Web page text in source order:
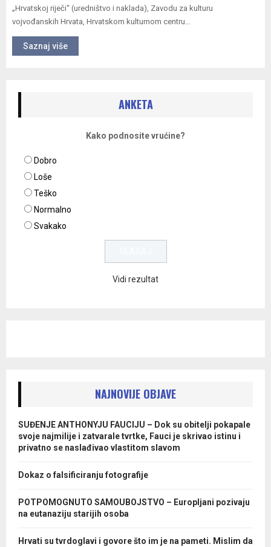
„Hrvatskoj riječi“ (uredništvo i naklada), Zavodu za kulturu
vojvođanskih Hrvata, Hrvatskom kulturnom centru...
Saznaj više
ANKETA
Kako podnosite vrućine?
Dobro
Loše
Teško
Normalno
Svakako
Vidi rezultat
NAJNOVIJE OBJAVE
SUĐENJE ANTHONYJU FAUCIJU – Dok su obitelji pokapale
svoje najmilije i zatvarale tvrtke, Fauci je skrivao istinu i
privatno se naslađivao vlastitom slavom
Dokaz o falsificiranju fotografije
POTPOMOGNUTO SAMOUBOJSTVO – Europljani pozivaju
na eutanaziju starijih osoba
Hrvati su tvrdoglavi i govore što im je na pameti. Mislim da